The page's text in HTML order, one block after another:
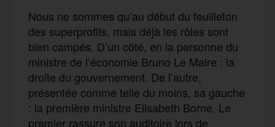
Nous ne sommes qu’au début du feuilleton
des superprofits, mais déjà les rôles sont
bien campés. D’un côté, en la personne du
ministre de l’économie Bruno Le Maire : la
droite du gouvernement. De l’autre,
présentée comme telle du moins, sa gauche
: la première ministre Elisabeth Borne. Le
premier rassure son auditoire lors de